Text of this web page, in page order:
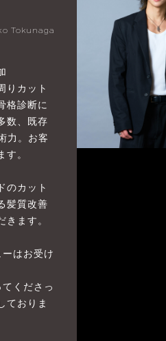
Tokunaga
りカット
格診断に
数、既存
力。お客
。
のカット
髪質改善
ます。
はお受け
くださっ
ておりま